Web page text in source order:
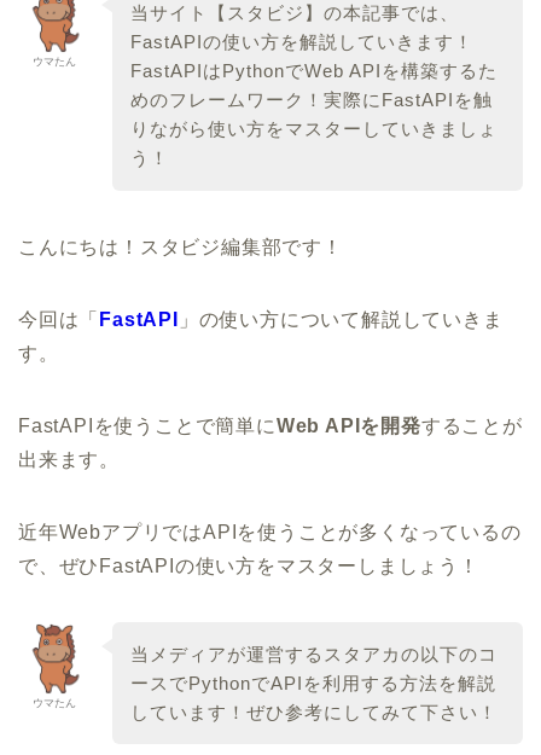
ウマたん
当サイト【スタビジ】の本記事では、
FastAPIの使い方を解説していきます！
FastAPIはPythonでWeb APIを構築するた
めのフレームワーク！実際にFastAPIを触
りながら使い方をマスターしていきましょ
う！
こんにちは！スタビジ編集部です！
今回は「 FastAPI
」の使い方について解説していきま
す。
FastAPIを使うことで簡単にWeb APIを開発することが
出来ます。
近年WebアプリではAPIを使うことが多くなっているの
で、ぜひFastAPIの使い方をマスターしましょう！
ウマたん
当メディアが運営するスタアカの以下のコ
ースでPythonでAPIを利用する方法を解説
しています！ぜひ参考にしてみて下さい！